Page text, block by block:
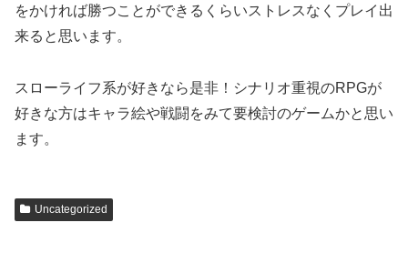
をかければ勝つことができるくらいストレスなくプレイ出
来ると思います。
スローライフ系が好きなら是非！シナリオ重視のRPGが
好きな方はキャラ絵や戦闘をみて要検討のゲームかと思い
ます。
Uncategorized